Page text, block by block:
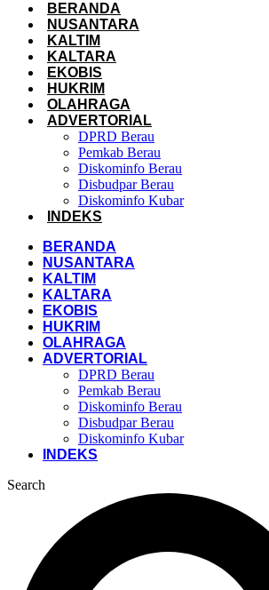
BERANDA
NUSANTARA
KALTIM
KALTARA
EKOBIS
HUKRIM
OLAHRAGA
ADVERTORIAL
DPRD Berau
Pemkab Berau
Diskominfo Berau
Disbudpar Berau
Diskominfo Kubar
INDEKS
BERANDA
NUSANTARA
KALTIM
KALTARA
EKOBIS
HUKRIM
OLAHRAGA
ADVERTORIAL
DPRD Berau
Pemkab Berau
Diskominfo Berau
Disbudpar Berau
Diskominfo Kubar
INDEKS
Search